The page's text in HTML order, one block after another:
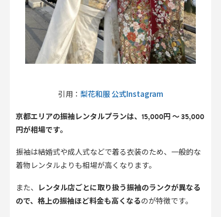
引用： 梨花和服 公式Instagram
京都エリアの振袖レンタルプランは、15,000円 〜 35,000
円が相場です。
振袖は結婚式や成人式などで着る衣装のため、一般的な
着物レンタルよりも相場が高くなります。
また、 レンタル店ごとに取り扱う振袖のランクが異なる
ので、格上の振袖ほど料金も高くなるのが特徴です。